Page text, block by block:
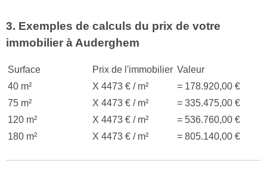
3. Exemples de calculs du prix de votre
immobilier à Auderghem
Surface Prix de l'immobilier Valeur
40 m²
X 4473 € / m²
= 178.920,00 €
75 m²
X 4473 € / m²
= 335.475,00 €
120 m²
X 4473 € / m²
= 536.760,00 €
180 m²
X 4473 € / m² = 805.140,00 €